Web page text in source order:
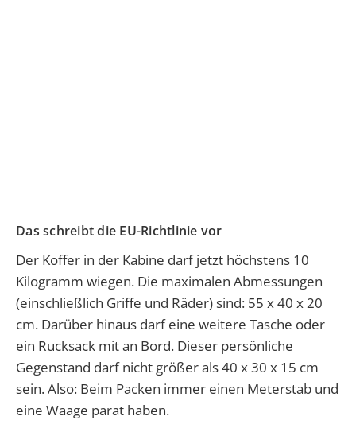
Das schreibt die EU-Richtlinie vor
Der Koffer in der Kabine darf jetzt höchstens 10
Kilogramm wiegen. Die maximalen Abmessungen
(einschließlich Griffe und Räder) sind: 55 x 40 x 20
cm. Darüber hinaus darf eine weitere Tasche oder
ein Rucksack mit an Bord. Dieser persönliche
Gegenstand darf nicht größer als 40 x 30 x 15 cm
sein. Also: Beim Packen immer einen Meterstab und
eine Waage parat haben.